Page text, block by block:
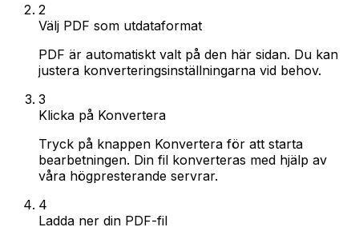
2
Välj PDF som utdataformat
PDF är automatiskt valt på den här sidan. Du kan
justera konverteringsinställningarna vid behov.
3
Klicka på Konvertera
Tryck på knappen Konvertera för att starta
bearbetningen. Din fil konverteras med hjälp av
våra högpresterande servrar.
4
Ladda ner din PDF-fil